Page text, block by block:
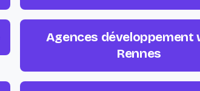
Agences développement
Rennes